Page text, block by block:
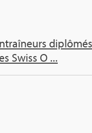
Swiss O ...